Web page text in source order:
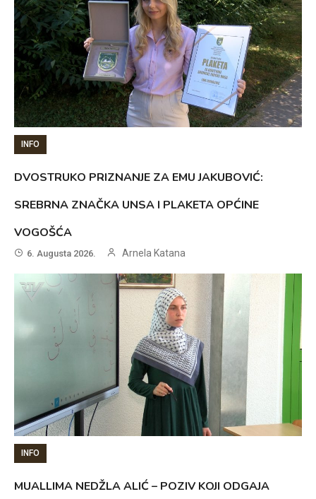
INFO
DVOSTRUKO PRIZNANJE ZA EMU JAKUBOVIĆ:
SREBRNA ZNAČKA UNSA I PLAKETA OPĆINE
VOGOŠĆA
6. Augusta 2026. Arnela Katana
INFO
MUALLIMA NEDŽLA ALIĆ – POZIV KOJI ODGAJA